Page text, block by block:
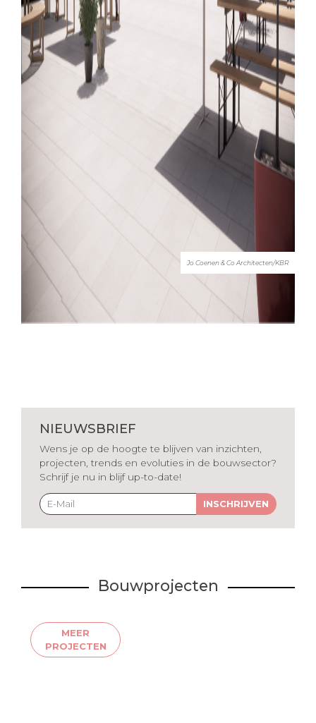
Jo Coenen & Co Architecten/KBR
NIEUWSBRIEF
Wens je op de hoogte te blijven van inzichten,
projecten, trends en evoluties in de bouwsector?
Schrijf je nu in blijf up-to-date!
INSCHRIJVEN
Bouwprojecten
MEER
PROJECTEN